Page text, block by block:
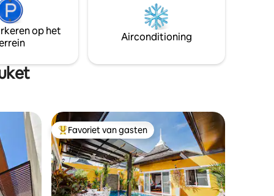
grote
met
adembenemend uitzicht. Surin Beach ligt
op slechts tien minuten lopen van de
villa. Inclusief ontbijt en twee-wegs
luchthaventransfers.
op het
Airconditioning
Topfavoriet van gasten
Favoriet van gasten